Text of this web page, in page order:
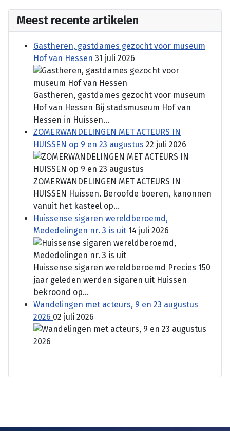
Meest recente artikelen
Gastheren, gastdames gezocht voor museum
Hof van Hessen 31 juli 2026
Gastheren, gastdames gezocht voor museum
Hof van Hessen Bij stadsmuseum Hof van
Hessen in Huissen...
ZOMERWANDELINGEN MET ACTEURS IN
HUISSEN op 9 en 23 augustus 22 juli 2026
ZOMERWANDELINGEN MET ACTEURS IN
HUISSEN Huissen. Beroofde boeren, kanonnen
vanuit het kasteel op...
Huissense sigaren wereldberoemd,
Mededelingen nr. 3 is uit 14 juli 2026
Huissense sigaren wereldberoemd Precies 150
jaar geleden werden sigaren uit Huissen
bekroond op...
Wandelingen met acteurs, 9 en 23 augustus
2026 02 juli 2026